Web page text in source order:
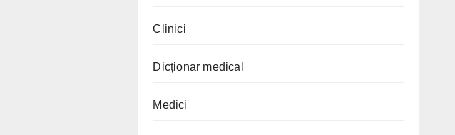
Clinici
Dicționar medical
Medici